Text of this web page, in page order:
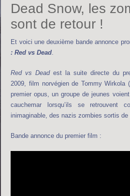
Dead Snow, les
sont de retour !
Et voici une deuxième bande annonce
: Red vs Dead
Red vs Deadest la suite directe du
2009, film norvégien de Tommy Wirkola (
premier opus, un groupe de jeunes
cauchemar lorsqu’ils se retrouvent
inimaginable, des nazis zombies sortis de
Bande annonce du premier film :